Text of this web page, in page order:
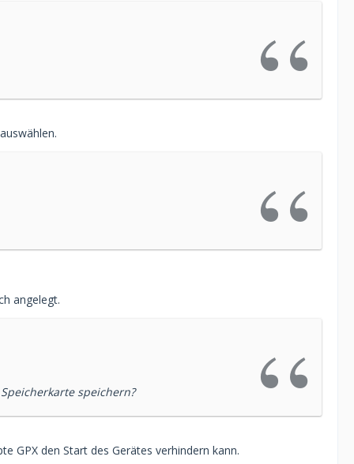
angelegt.
speichern?
GPX den Start des Gerätes verhindern kann.